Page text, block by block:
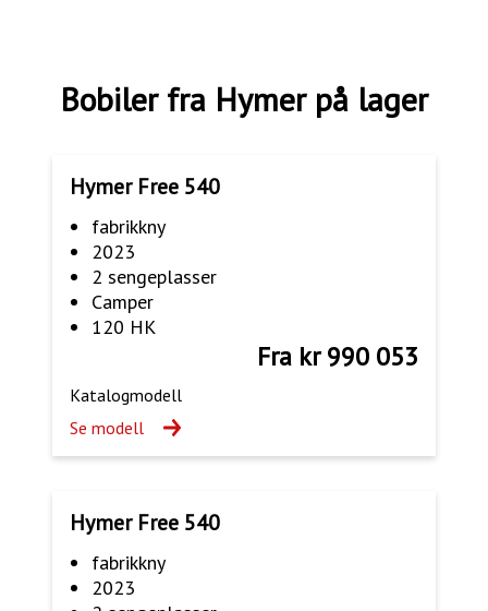
Bobiler fra Hymer på lager
Hymer Free 540
fabrikkny
2023
2 sengeplasser
Camper
120 HK
Fra kr 990 053
Katalogmodell
Se modell
Hymer Free 540
fabrikkny
2023